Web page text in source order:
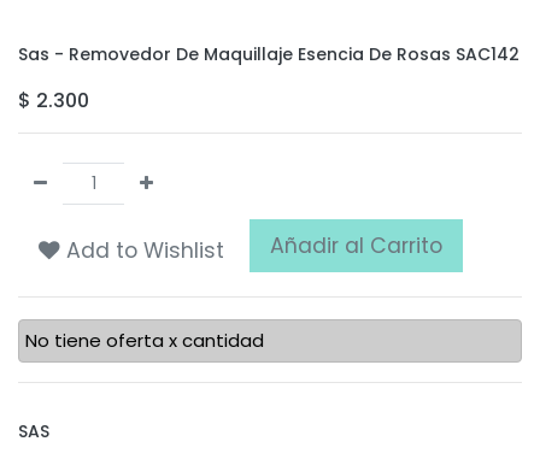
Sas - Removedor De Maquillaje Esencia De Rosas SAC142
$ 2.300
Add to Wishlist Añadir al Carrito
No tiene oferta x cantidad
SAS